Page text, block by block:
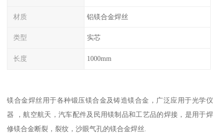
材质 铝镁合金焊丝
类型 实芯
长度 1000mm
镁合金焊丝用于各种锻压镁合金及铸造镁合金，广泛应用于光学仪
器 ，航空航天，汽车配件及民用镁制品和工艺品的焊接，是用于焊
修镁合金断裂，裂纹，沙眼气孔的镁合金焊丝.